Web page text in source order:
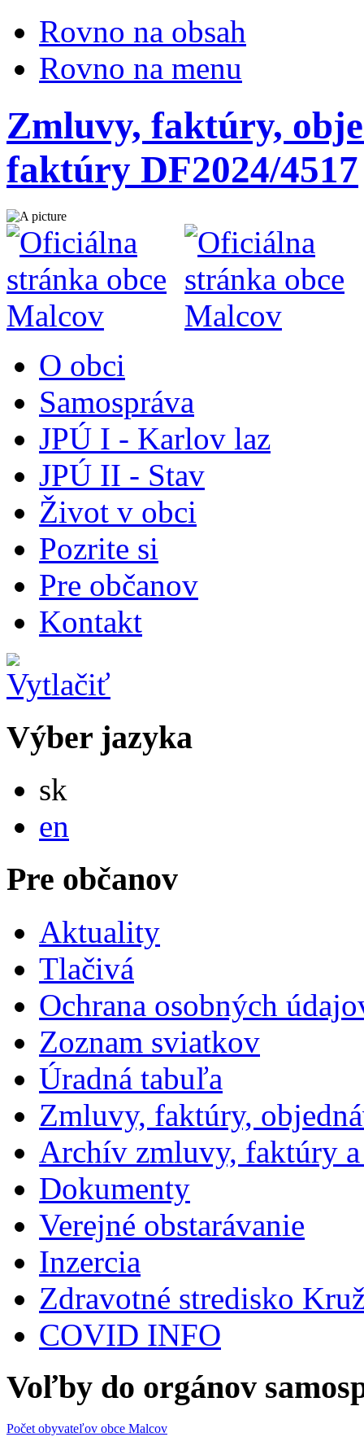
Rovno na obsah
Rovno na menu
Zmluvy, faktúry,
faktúry DF2024/4517
O obci
Samospráva
JPÚ I - Karlov laz
JPÚ II - Stav
Život v obci
Pozrite si
Pre občanov
Kontakt
Výber jazyka
sk
en
Pre občanov
Aktuality
Tlačivá
Ochrana osobných
Zoznam sviatkov
Úradná tabuľa
Zmluvy, faktúry,
Archív zmluvy, faktúry
Dokumenty
Verejné obstarávanie
Inzercia
Zdravotné stredisko
COVID INFO
Voľby do orgánov
Počet obyvateľov obce Malcov